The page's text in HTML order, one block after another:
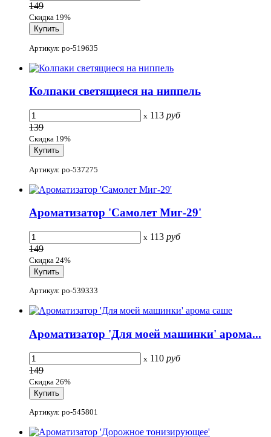
149
Скидка 19%
Артикул: po-519635
Колпаки светящиеся на ниппель
x 113 руб
139
Скидка 19%
Артикул: po-537275
Ароматизатор 'Самолет Миг-29'
x 113 руб
149
Скидка 24%
Артикул: po-539333
Ароматизатор 'Для моей машинки' арома...
x 110 руб
149
Скидка 26%
Артикул: po-545801